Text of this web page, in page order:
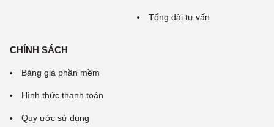
Tổng đài tư vấn
CHÍNH SÁCH
Bảng giá phần mềm
Hình thức thanh toán
Quy ước sử dụng